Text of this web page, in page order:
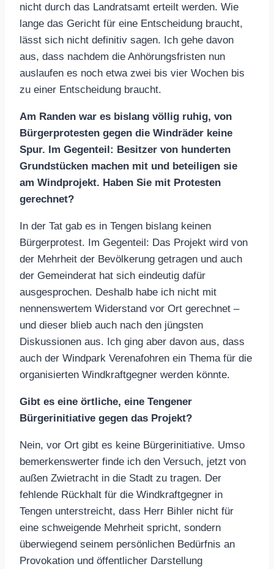
nicht durch das Landratsamt erteilt werden. Wie
lange das Gericht für eine Entscheidung braucht,
lässt sich nicht definitiv sagen. Ich gehe davon
aus, dass nachdem die Anhörungsfristen nun
auslaufen es noch etwa zwei bis vier Wochen bis
zu einer Entscheidung braucht.
Am Randen war es bislang völlig ruhig, von
Bürgerprotesten gegen die Windräder keine
Spur. Im Gegenteil: Besitzer von hunderten
Grundstücken machen mit und beteiligen sie
am Windprojekt. Haben Sie mit Protesten
gerechnet?
In der Tat gab es in Tengen bislang keinen
Bürgerprotest. Im Gegenteil: Das Projekt wird von
der Mehrheit der Bevölkerung getragen und auch
der Gemeinderat hat sich eindeutig dafür
ausgesprochen. Deshalb habe ich nicht mit
nennenswertem Widerstand vor Ort gerechnet –
und dieser blieb auch nach den jüngsten
Diskussionen aus. Ich ging aber davon aus, dass
auch der Windpark Verenafohren ein Thema für die
organisierten Windkraftgegner werden könnte.
Gibt es eine örtliche, eine Tengener
Bürgerinitiative gegen das Projekt?
Nein, vor Ort gibt es keine Bürgerinitiative. Umso
bemerkenswerter finde ich den Versuch, jetzt von
außen Zwietracht in die Stadt zu tragen. Der
fehlende Rückhalt für die Windkraftgegner in
Tengen unterstreicht, dass Herr Bihler nicht für
eine schweigende Mehrheit spricht, sondern
überwiegend seinem persönlichen Bedürfnis an
Provokation und öffentlicher Darstellung